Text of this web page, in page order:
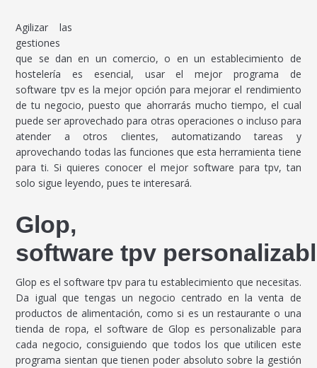
Agilizar las
gestiones
que se dan en un comercio, o en un establecimiento de
hostelería es esencial, usar el mejor programa de
software tpv es la mejor opción para mejorar el rendimiento
de tu negocio, puesto que ahorrarás mucho tiempo, el cual
puede ser aprovechado para otras operaciones o incluso para
atender a otros clientes, automatizando tareas y
aprovechando todas las funciones que esta herramienta tiene
para ti. Si quieres conocer el mejor software para tpv, tan
solo sigue leyendo, pues te interesará.
Glop,
software tpv
Glop es el software tpv para tu establecimiento que necesitas.
Da igual que tengas un negocio centrado en la venta de
productos de alimentación, como si es un restaurante o una
tienda de ropa, el software de Glop es personalizable para
cada negocio, consiguiendo que todos los que utilicen este
programa sientan que tienen poder absoluto sobre la gestión